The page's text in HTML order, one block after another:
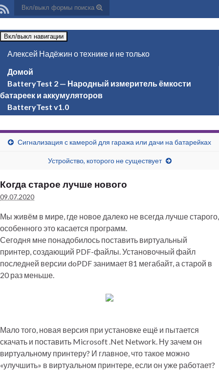
Вкл/выкл формы поиска
Вкл/выкл навигации
Алексей Надёжин о технике и не только
Домой
BatteryTest 2 — Народный измеритель ёмкости
батареек и аккумуляторов
BatteryTest v1.0
Сигнализация с камерой для гаража или дачи на батарейках
Устройство, которого не существует
Когда старое лучше нового
09.07.2020
Мы живём в мире, где новое далеко не всегда лучше старого,
особенного это касается программ.
Сегодня мне понадобилось поставить виртуальный
принтер, создающий PDF-файлы. Установочный файл
последней версии doPDF занимает 81 мегабайт, а старой в
20 раз меньше.
Мало того, новая версия при установке ещё и пытается
скачать и поставить Microsoft .Net Network. Ну зачем он
виртуальному принтеру? И главное, что такое можно
«улучшить» в виртуальном принтере, если он уже работает?